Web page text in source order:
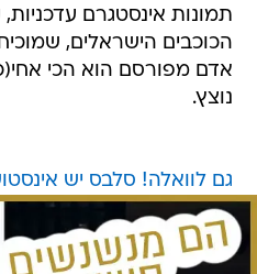
תמונות אינסטגרם עדכניות,
הכוכבים הישראלים,
אדם מפורסם הוא הכי
נוצץ.
גם לוואלה! סלבס יש